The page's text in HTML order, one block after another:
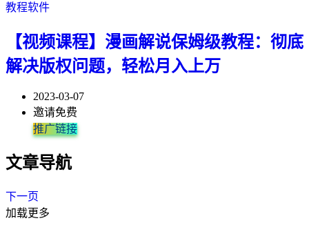
教程软件
【视频课程】漫画解说保姆级教程：彻底
解决版权问题，轻松月入上万
2023-03-07
邀请免费
推广链接
文章导航
下一页
加载更多